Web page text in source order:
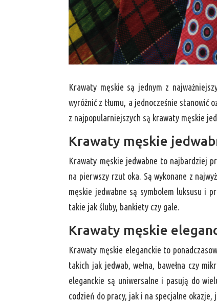
Krawaty męskie są jednym z
wyróżnić z tłumu, a jednocześnie stanowić
z najpopularniejszych są krawaty męskie
Krawaty męskie
Krawaty męskie jedwabne to najbardziej
na pierwszy rzut oka. Są wykonane z
męskie jedwabne są symbolem luksusu i
takie jak śluby, bankiety czy gale.
Krawaty męskie
Krawaty męskie eleganckie to
takich jak jedwab, wełna, bawełna czy
eleganckie są uniwersalne i pasują do
codzień do pracy, jak i na specjalne okazje,